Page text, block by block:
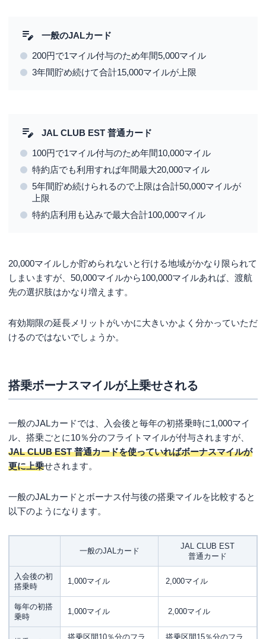
一般のJALカード
200円で1マイル付与のため年間5,000マイル
3年間貯め続けて合計15,000マイルが上限
JAL CLUB EST 普通カード
100円で1マイル付与のため年間10,000マイル
特約店でも利用すれば年間最大20,000マイル
5年間貯め続けられるので上限は合計50,000マイルが
上限
特約店利用も込みで最大合計100,000マイル
20,000マイルしか貯められないと行ける地域がかなり限られて
しまいますが、50,000マイルから100,000マイルあれば、渡航
先の選択肢はかなり増えます。
有効期限の延長メリットがいかに大きいかよく分かっていただ
けるのではないでしょうか。
搭乗ボーナスマイルが上乗せされる
一般のJALカードでは、入会後と毎年の初搭乗時に1,000マイ
ル、搭乗ごとに10％分のフライトマイルが付与されますが、
JAL CLUB EST 普通カードを使っていればボーナスマイルが
更に上乗せされます。
一般のJALカードとボーナス付与後の搭乗マイルを比較すると
以下のようになります。
一般のJALカード
JAL CLUB EST
普通カード
入会後の初
搭乗時
1,000マイル 2,000マイル
毎年の初搭
乗時
1,000マイル 2,000マイル
搭乗区間10％分のフラ 搭乗区間15％分のフラ